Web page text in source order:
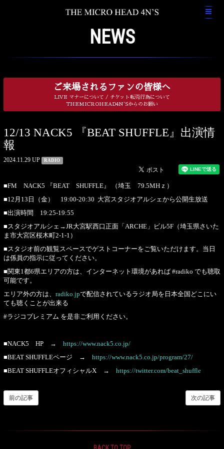
NEWS
ご来場されるファンの皆様へ
LIVE マナーについて / チケット転売行為について
THEMICROHEAD4N'Sからのお願い
12/13 NACK5 『BEAT SHUFFLE』出演情
報
2024.11.29 UP RADIO
■FM NACK5 『BEAT SHUFFLE』 （埼玉 79.5MHｚ）
■12月13日（金） 19:00-20:30 大宮スタジオアルシェから公開生放送
■出演時間 19:25-19:55
■スタジオアルシェ→JR大宮駅西口正面「ARCHE」ビル5F（埼玉県さいた
ま市大宮区桜木町2-1-1）
■スタジオ前の観覧スペースでゲストコーナーをご覧いただけます。当日
は係員の指示に従ってください。
■関東1都6県エリアの方は、インターネット環境があれば #radiko でも聴取
可能です。
エリア外の方は、 radiko.jpで配信されているラジオ局を日本全国どこにい
ても聴くことが出来る
#ラジコプレミアム を是非ご利用ください。
■NACK5 HP → https://www.nack5.co.jp/
■BEAT SHUFFLEページ → https://www.nack5.co.jp/program/27/
■BEAT SHUFFLEオフィシャルX → https://twitter.com/beat_shuffle
次の記事
前の記事